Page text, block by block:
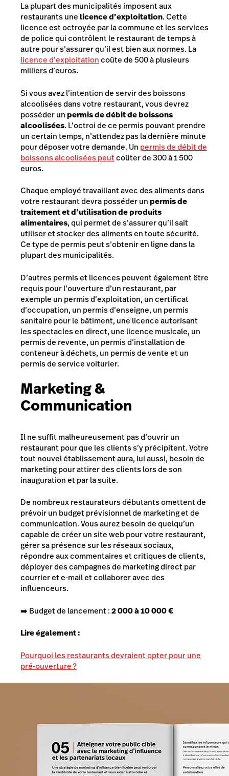
La plupart des municipalités imposent aux
restaurants unelicence d’exploitation. Cette
licence est octroyée par la commune et les services
de police qui contrôlent le restaurant de temps à
autre pour s’assurer qu’il est bien aux normes. La
licence d’exploitationcoûte de 500 à plusieurs
milliers d’euros.
Si vous avez l’intention de servir des boissons
alcoolisées dans votre restaurant, vous devrez
posséder unpermis de débit de boissons
alcoolisées. L’octroi de ce permis pouvant prendre
un certain temps, n’attendez pas la dernière minute
pour déposer votre demande. Un permis de débit de
boissons alcoolisées peutcoûter de 300 à 1 500
euros.
Chaque employé travaillant avec des aliments dans
votre restaurant devra posséder unpermis de
traitement et d’utilisation de produits
alimentaires, qui permet de s’assurer qu’il sait
utiliser et stocker des aliments en toute sécurité.
Ce type de permis peut s’obtenir en ligne dans la
plupart des municipalités.
D’autres permis et licences peuvent également être
requis pour l’ouverture d’un restaurant, par
exemple un permis d’exploitation, un certificat
d’occupation, un permis d’enseigne, un permis
sanitaire pour le bâtiment, une licence autorisant
les spectacles en direct, une licence musicale, un
permis de revente, un permis d’installation de
conteneur à déchets, un permis de vente et un
permis de service voiturier.
Marketing &
Communication
Il ne suffit malheureusement pas d’ouvrir un
restaurant pour que les clients s’y précipitent. Votre
tout nouvel établissement aura, lui aussi, besoin de
marketing pour attirer des clients lors de son
inauguration et par la suite.
De nombreux restaurateurs débutants omettent de
prévoir un budget prévisionnel de marketing et de
communication. Vous aurez besoin de quelqu’un
capable de créer un site web pour votre restaurant,
gérer sa présence sur les réseaux sociaux,
répondre aux commentaires et critiques de clients,
déployer des campagnes de marketing direct par
courrier et e-mail et collaborer avec des
influenceurs.
➡️ Budget de lancement :2 000 à 10 000 €
Lire également :
Pourquoi les restaurants devraient opter pour une
pré-ouverture ?